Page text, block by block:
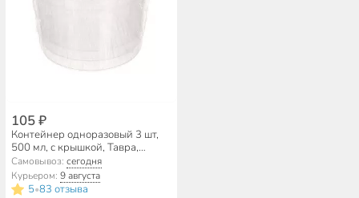
105 ₽
Контейнер одноразовый 3 шт,
500 мл, с крышкой, Тавра,
Суповой
Самовывоз:сегодня
Курьером:9 августа
5•83 отзыва